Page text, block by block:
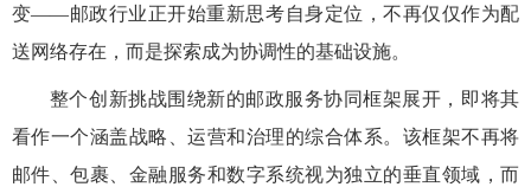
变——邮政行业正开始重新思考自身定位，不再仅仅作为配
送网络存在，而是探索成为协调性的基础设施。
整个创新挑战围绕新的邮政服务协同框架展开，即将其
看作一个涵盖战略、运营和治理的综合体系。该框架不再将
邮件、包裹、金融服务和数字系统视为独立的垂直领域，而